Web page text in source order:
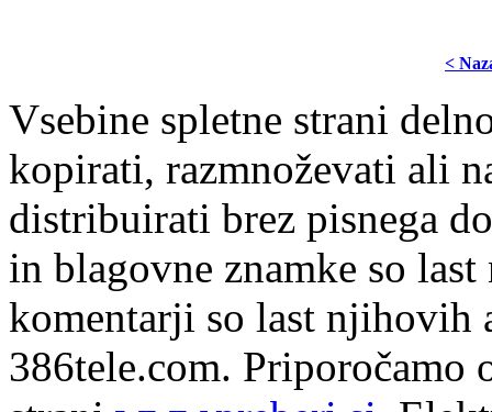
<
Vsebine spletne strani
kopirati, razmnoževati ali
distribuirati brez pisnega
in blagovne znamke so
komentarji so last njihovih
386tele.com. Priporočamo